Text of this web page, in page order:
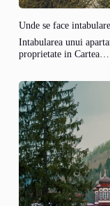
Unde se face
Intabularea unui
proprietate in Cartea…